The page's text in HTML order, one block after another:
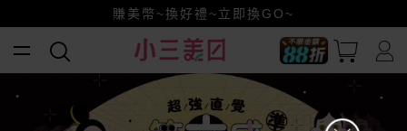
賺美幣~換好禮~立即換GO~
小三美日x全支付~美幣+全點折上折超划算
全館88折爸氣加倍！